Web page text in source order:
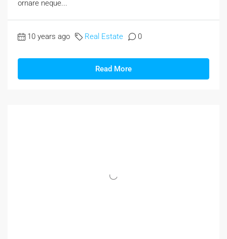
ornare neque...
10 years ago Real Estate 0
Read More